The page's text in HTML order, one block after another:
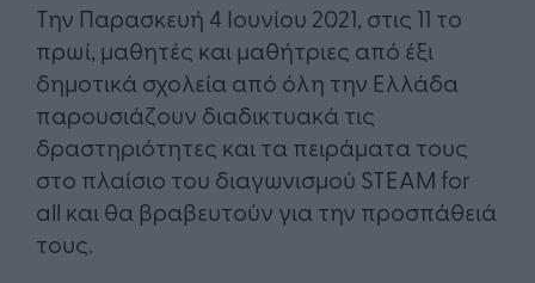
Την Παρασκευή 4 Ιουνίου 2021, στις 11 το
πρωί, μαθητές και μαθήτριες από έξι
δημοτικά σχολεία από όλη την Ελλάδα
παρουσιάζουν διαδικτυακά τις
δραστηριότητες και τα πειράματα τους
στο πλαίσιο του διαγωνισμού STEAM for
all και θα βραβευτούν για την προσπάθειά
τους.